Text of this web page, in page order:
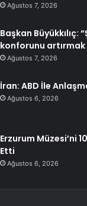
Ağustos 7, 2026
Başkan Büyükkılıç:
konforunu artırmak
Ağustos 7, 2026
İran: ABD İle
Ağustos 6, 2026
Erzurum Müzesi’ni
Etti
Ağustos 6, 2026